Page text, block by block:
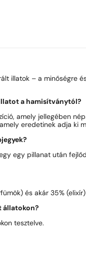
illatok – a minőségre
a hamisítványtól?
amely jellegében
eredetinek adja ki
egy pillanat után
és akár 35%
állatokon?
tesztelve.